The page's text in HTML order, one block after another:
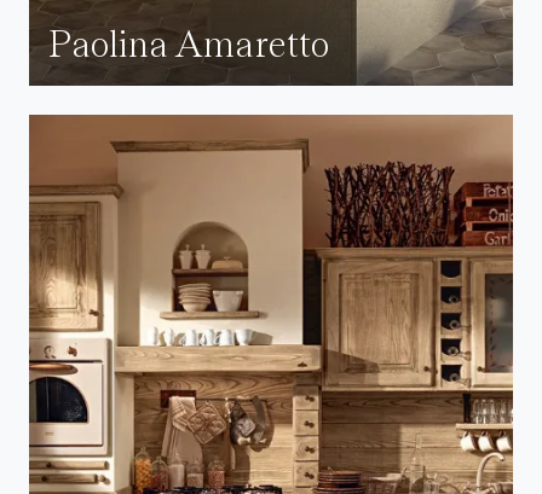
Paolina Amaretto